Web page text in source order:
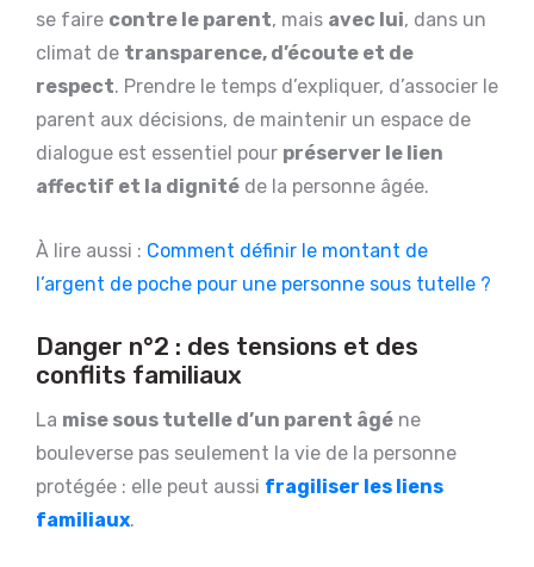
se faire contre le parent, mais avec lui, dans un
climat de transparence, d’écoute et de
respect. Prendre le temps d’expliquer, d’associer le
parent aux décisions, de maintenir un espace de
dialogue est essentiel pour préserver le lien
affectif et la dignité de la personne âgée.
À lire aussi : Comment définir le montant de
l’argent de poche pour une personne sous tutelle ?
Danger n°2 : des tensions et des
conflits familiaux
La mise sous tutelle d’un parent âgé ne
bouleverse pas seulement la vie de la personne
protégée : elle peut aussi fragiliser les liens
familiaux.